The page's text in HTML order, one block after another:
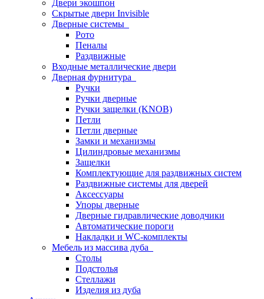
Двери экошпон
Скрытые двери Invisible
Дверные системы
Рото
Пеналы
Раздвижные
Входные металлические двери
Дверная фурнитура
Ручки
Ручки дверные
Ручки защелки (KNOB)
Петли
Петли дверные
Замки и механизмы
Цилиндровые механизмы
Защелки
Комплектующие для раздвижных систем
Раздвижные системы для дверей
Аксессуары
Упоры дверные
Дверные гидравлические доводчики
Автоматические пороги
Накладки и WC-комплекты
Мебель из массива дуба
Столы
Подстолья
Стеллажи
Изделия из дуба